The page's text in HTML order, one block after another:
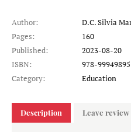
Author:
D.C. Silvia
Pages:
160
Published:
2023-08-20
ISBN:
978-
Category:
Education
Description Leave review